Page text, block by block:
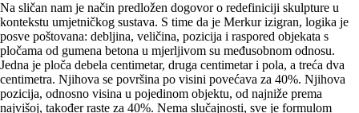
Na sličan nam je način predložen dogovor o redefiniciji skulpture u
kontekstu umjetničkog sustava. S time da je Merkur izigran, logika je
posve poštovana: debljina, veličina, pozicija i raspored objekata s
pločama od gumena betona u mjerljivom su međusobnom odnosu.
Jedna je ploča debela centimetar, druga centimetar i pola, a treća dva
centimetra. Njihova se površina po visini povećava za 40%. Njihova
pozicija, odnosno visina u pojedinom objektu, od najniže prema
najvišoj, također raste za 40%. Nema slučajnosti, sve je formulom